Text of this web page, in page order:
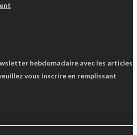
hebdomadaire avec les articles
vous inscrire en remplissant